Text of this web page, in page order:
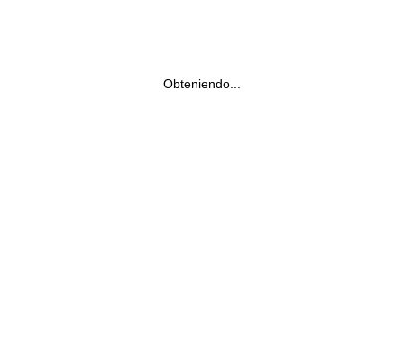
Obteniendo...